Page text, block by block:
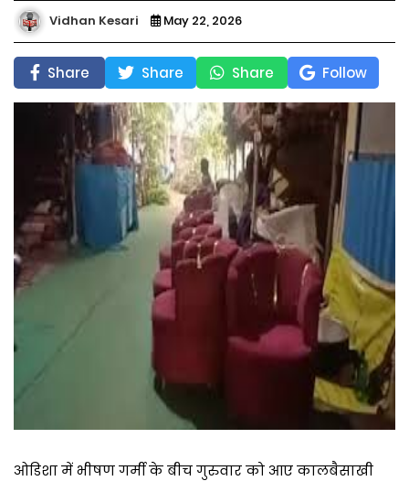
Vidhan Kesari May 22, 2026
Share Share Share Follow
ओडिशा में भीषण गर्मी के बीच गुरुवार को आए कालबैसाखी